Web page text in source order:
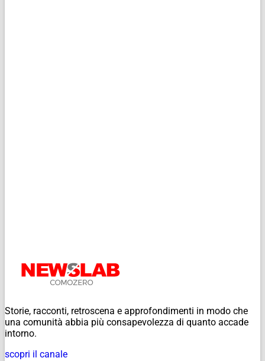
Storie, racconti, retroscena e approfondimenti in modo che
una comunità abbia più consapevolezza di quanto accade
intorno.
scopri il canale